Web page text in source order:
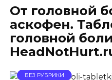
От головной
аскофен.
головной
БЕЗ РУБРИКИ